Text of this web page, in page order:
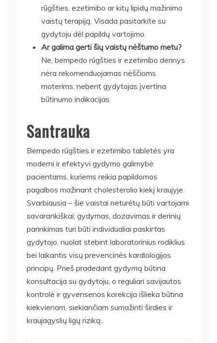
rūgšties, ezetimibo ar kitų lipidų mažinimo
vaistų terapiją. Visada pasitarkite su
gydytoju dėl papildų vartojimo.
Ar galima gerti šių vaistų nėštumo metu?
Ne, bempedo rūgšties ir ezetimibo derinys
nėra rekomenduojamas nėščioms
moterims, nebent gydytojas įvertina
būtinumo indikacijas.
Santrauka
Bempedo rūgšties ir ezetimibo tabletės yra
moderni ir efektyvi gydymo galimybė
pacientams, kuriems reikia papildomos
pagalbos mažinant cholesterolio kiekį kraujyje.
Svarbiausia – šie vaistai neturėtų būti vartojami
savarankiškai; gydymas, dozavimas ir derinių
parinkimas turi būti individualiai paskirtas
gydytojo, nuolat stebint laboratorinius rodiklius
bei laikantis visų prevencinės kardiologijos
principų. Prieš pradedant gydymą būtina
konsultacija su gydytoju, o reguliari savijautos
kontrolė ir gyvensenos korekcija išlieka būtina
kiekvienam, siekiančiam sumažinti širdies ir
kraujagyslių ligų riziką.